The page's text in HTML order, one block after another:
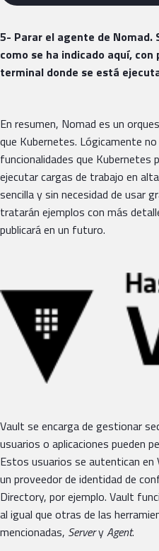
5- Parar el agente de Nomad.
como se ha indicado aquí, con
terminal donde se está
En resumen, Nomad es un
que Kubernetes. Lógicamente
funcionalidades que Kubernetes
ejecutar cargas de trabajo en
sencilla y sin necesidad de usar
tratarán ejemplos con más
publicará en un futuro.
Vault se encarga de gestionar
usuarios o aplicaciones pueden
Estos usuarios se autentican en
un proveedor de identidad de
Directory, por ejemplo. Vault
al igual que otras de las
mencionadas, ServeryAgent.